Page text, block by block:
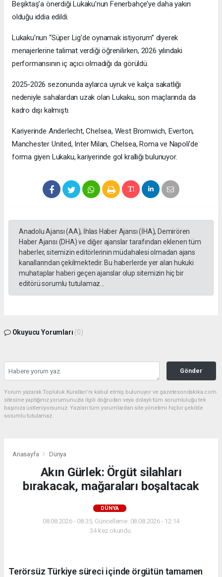
Beşiktaş’a önerdiği Lukaku’nun Fenerbahçe’ye daha yakın
olduğu iddia edildi.
Lukaku’nun “Süper Lig’de oynamak istiyorum” diyerek
menajerlerine talimat verdiği öğrenilirken, 2026 yılındaki
performansının iç açıcı olmadığı da görüldü.
2025-2026 sezonunda aylarca uyruk ve kalça sakatlığı
nedeniyle sahalardan uzak olan Lukaku, son maçlarında da
kadro dışı kalmıştı.
Kariyerinde Anderlecht, Chelsea, West Bromwich, Everton,
Manchester United, Inter Milan, Chelsea, Roma ve Napoli’de
forma giyen Lukaku, kariyerinde gol krallığı bulunuyor.
Anadolu Ajansı (AA), İhlas Haber Ajansı (İHA), Demirören
Haber Ajansı (DHA) ve diğer ajanslar tarafından eklenen tüm
haberler, sitemizin editörlerinin müdahalesi olmadan ajans
kanallarından çekilmektedir. Bu haberlerde yer alan hukuki
muhataplar haberi geçen ajanslar olup sitemizin hiç bir
editörü sorumlu tutulamaz...
Okuyucu Yorumları (0)
Gönder
Yorum yazarak Topluluk Kuralları’nı kabul etmiş bulunuyor ve gazetesondakika.com
sitesine yaptığınız yorumunuzla ilgili doğrudan veya dolaylı tüm sorumluluğu tek
başınıza üstleniyorsunuz. Yazılan tüm yorumlardan site yönetimi hiçbir şekilde
sorumlu tutulamaz.
Anasayfa Dünya
Akın Gürlek: Örgüt silahları
bırakacak, mağaraları boşaltacak
DÜNYA
08.08.2026 - 08:35, Güncelleme: 08.08.2026 - 12:14
34 kez okundu.
Terörsüz Türkiye süreci içinde örgütün tamamen